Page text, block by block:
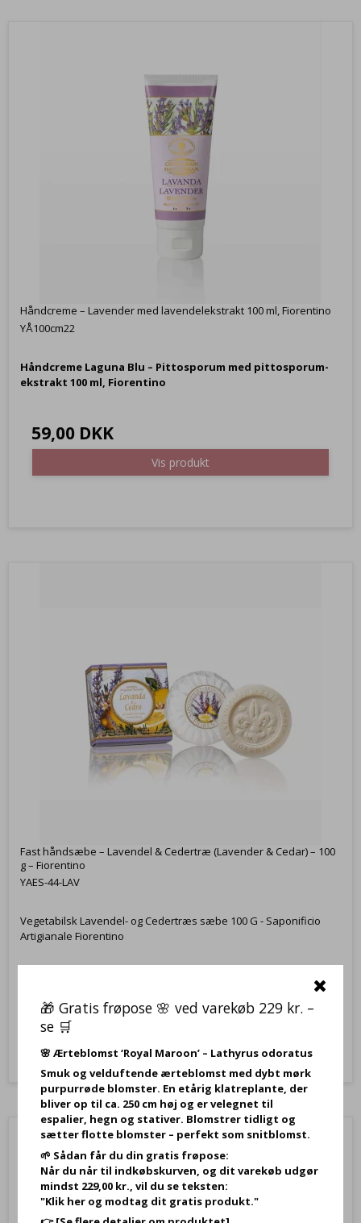
Håndcreme – Lavender med lavendelekstrakt 100 ml, Fiorentino
YÅ100cm22
Håndcreme Laguna Blu – Pittosporum med pittosporum-
ekstrakt 100 ml, Fiorentino
59,00 DKK
Vis produkt
Fast håndsæbe – Lavendel & Cedertræ (Lavender & Cedar) – 100
g – Fiorentino
YAES-44-LAV
Vegetabilsk Lavendel- og Cedertræs sæbe 100 G - Saponificio
Artigianale Fiorentino
Vis produkt
🎁 Gratis frøpose 🌸 ved varekøb 229 kr. –
se 🛒
🌸 Ærteblomst ‘Royal Maroon’ – Lathyrus odoratus
Smuk og velduftende ærteblomst med dybt mørk
purpurrøde blomster. En etårig klatreplante, der
bliver op til ca. 250 cm høj og er velegnet til
espalier, hegn og stativer. Blomstrer tidligt og
sætter flotte blomster – perfekt som snitblomst.
🌱 Sådan får du din gratis frøpose:
Når du når til indkøbskurven, og dit varekøb udgør
mindst 229,00 kr., vil du se teksten:
"Klik her og modtag dit gratis produkt."